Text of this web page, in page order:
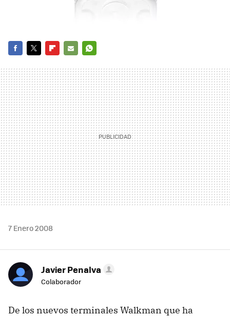
MAIL
7 Enero 2008
Javier Penalva
Colaborador
De los nuevos terminales Walkman que ha